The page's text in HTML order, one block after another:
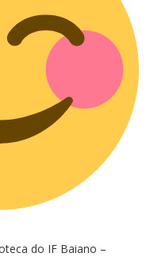
do IF Baiano –